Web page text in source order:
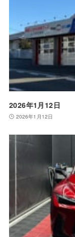
2026年1月12日
2026年1月12日